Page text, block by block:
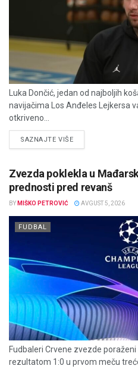
Luka Dončić, jedan od najboljih
navijačima Los Anđeles Lejkersa
otkriveno...
SAZNAJTE VIŠEDETAILS
Zvezda poklekla u
prednosti pred revanš
BY MIŠKO PETROVIĆ AVGUST 5, 2026
FUDBAL
Fudbaleri Crvene zvezde
rezultatom 1:0 u prvom meču